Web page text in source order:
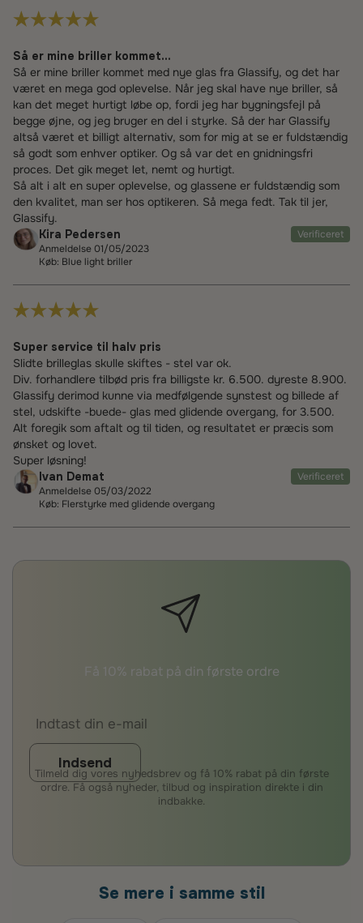
Så er mine briller kommet...
Så er mine briller kommet med nye glas fra Glassify, og det har
været en mega god oplevelse. Når jeg skal have nye briller, så
kan det meget hurtigt løbe op, fordi jeg har bygningsfejl på
begge øjne, og jeg bruger en del i styrke. Så der har Glassify
altså været et billigt alternativ, som for mig at se er fuldstændig
så godt som enhver optiker. Og så var det en gnidningsfri
proces. Det gik meget let, nemt og hurtigt.
Så alt i alt en super oplevelse, og glassene er fuldstændig som
den kvalitet, man ser hos optikeren. Så mega fedt. Tak til jer,
Glassify.
Kira Pedersen
Verificeret
Anmeldelse 01/05/2023
Køb: Blue light briller
Super service til halv pris
Slidte brilleglas skulle skiftes - stel var ok.
Div. forhandlere tilbød pris fra billigste kr. 6.500. dyreste 8.900.
Glassify derimod kunne via medfølgende synstest og billede af
stel, udskifte -buede- glas med glidende overgang, for 3.500.
Alt foregik som aftalt og til tiden, og resultatet er præcis som
ønsket og lovet.
Super løsning!
Ivan Demat
Verificeret
Anmeldelse 05/03/2022
Køb: Flerstyrke med glidende overgang
Få 10% rabat på din første ordre
Indsend
Tilmeld dig vores nyhedsbrev og få 10% rabat på din første
ordre. Få også nyheder, tilbud og inspiration direkte i din
indbakke.
Se mere i samme stil